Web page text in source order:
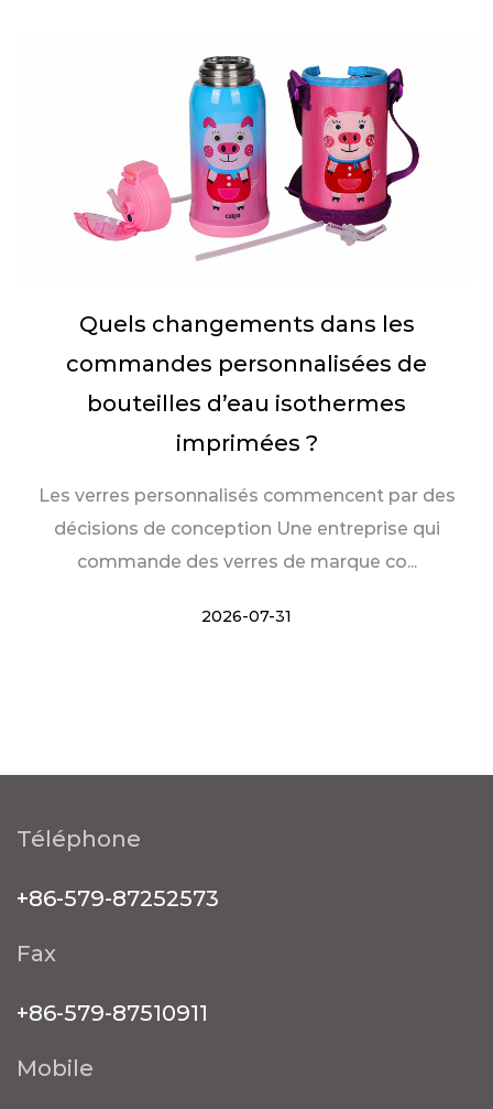
Quels changements dans les
commandes personnalisées de
bouteilles d’eau isothermes
imprimées ?
Les verres personnalisés commencent par des
décisions de conception Une entreprise qui
commande des verres de marque co...
2026-07-31
Téléphone
+86-579-87252573
Fax
+86-579-87510911
Mobile